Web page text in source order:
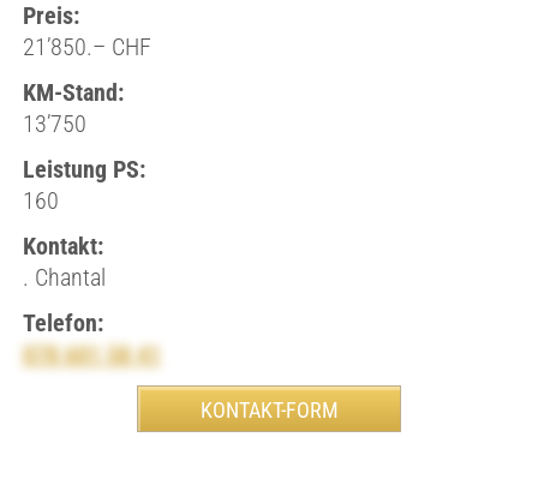
Preis:
21’850.– CHF
KM-Stand:
13’750
Leistung PS:
160
Kontakt:
. Chantal
Telefon:
078 601 58 41